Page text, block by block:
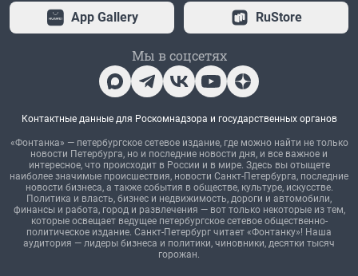
App Gallery RuStore
Мы в соцсетях
Контактные данные для Роскомнадзора и государственных органов
«Фонтанка» — петербургское сетевое издание, где можно найти не только
новости Петербурга, но и последние новости дня, и все важное и
интересное, что происходит в России и в мире. Здесь вы отыщете
наиболее значимые происшествия, новости Санкт-Петербурга, последние
новости бизнеса, а также события в обществе, культуре, искусстве.
Политика и власть, бизнес и недвижимость, дороги и автомобили,
финансы и работа, город и развлечения — вот только некоторые из тем,
которые освещает ведущее петербургское сетевое общественно-
политическое издание. Санкт-Петербург читает «Фонтанку»! Наша
аудитория — лидеры бизнеса и политики, чиновники, десятки тысяч
горожан.